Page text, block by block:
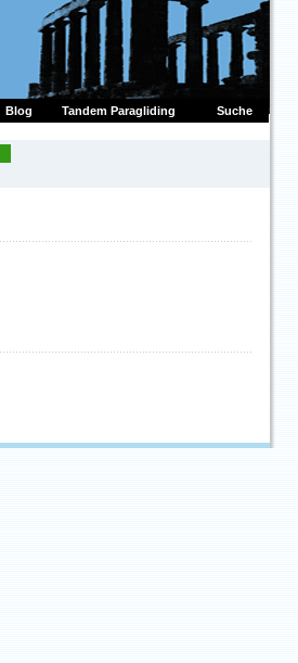
Suche
Blog Tandem Paragliding